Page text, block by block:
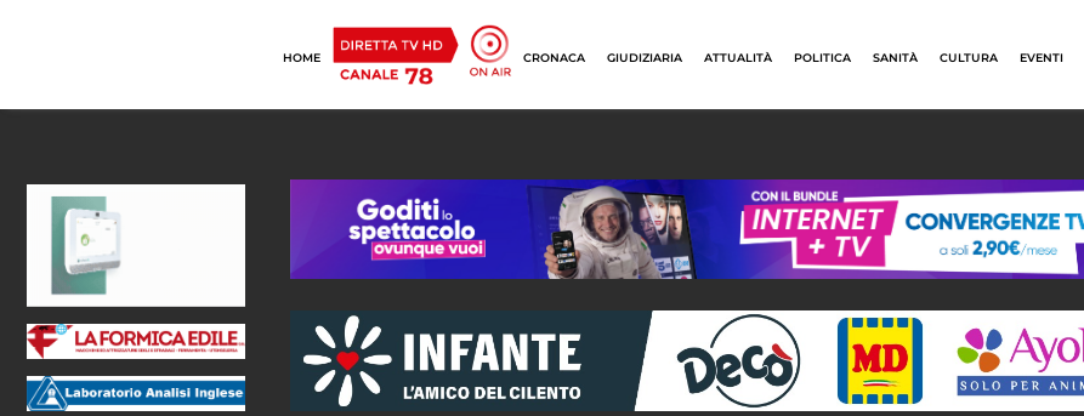
HOME CRONACA GIUDIZIARIA ATTUALITÀ POLITICA SANITÀ CULTURA EVENTI